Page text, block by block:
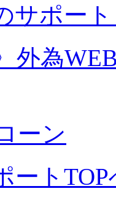
サポー
外為
ーン
ートTOP